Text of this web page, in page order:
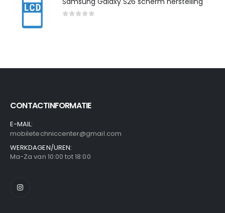
CONTACTINFORMATIE
E-MAIL:
mobiletechniccenter@gmail.com
WERKDAGEN/UREN:
Ma-Za van 10:00 tot 18:00